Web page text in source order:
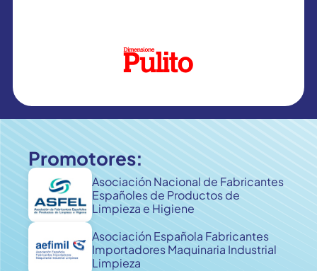
Promotores:
Asociación Nacional de Fabricantes
Españoles de Productos de
Limpieza e Higiene
Asociación Española Fabricantes
Importadores Maquinaria Industrial
Limpieza